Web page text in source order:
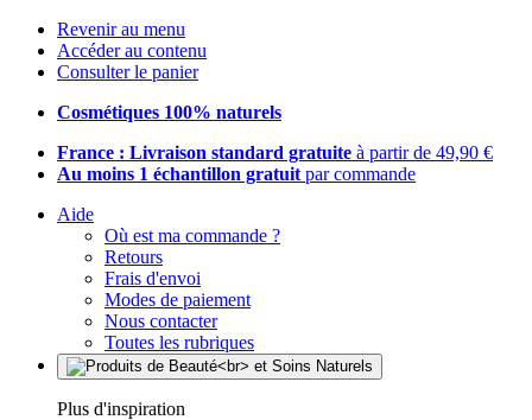
Revenir au menu
Accéder au contenu
Consulter le panier
Cosmétiques 100% naturels
France : Livraison standard gratuite à partir de 49,90 €
Au moins 1 échantillon gratuit par commande
Aide
Où est ma commande ?
Retours
Frais d'envoi
Modes de paiement
Nous contacter
Toutes les rubriques
Plus d'inspiration